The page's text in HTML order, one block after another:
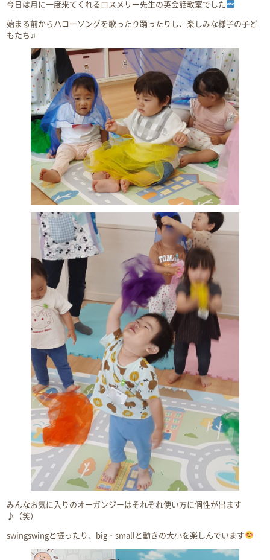
今日は月に一度来てくれるロスメリー先生の英会話教室でした
始まる前からハローソングを歌ったり踊ったりし、楽しみな様子の子ど
もたち♫
みんなお気に入りのオーガンジーはそれぞれ使い方に個性が出ます
♪（笑）
swingswingと振ったり、big・smallと動きの大小を楽しんでいます